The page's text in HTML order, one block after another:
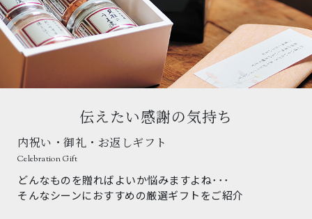
伝えたい感謝の気持ち
内祝い・御礼・お返しギフト
Celebration Gift
どんなものを贈ればよいか悩みますよね･･･
そんなシーンにおすすめの厳選ギフトをご紹介